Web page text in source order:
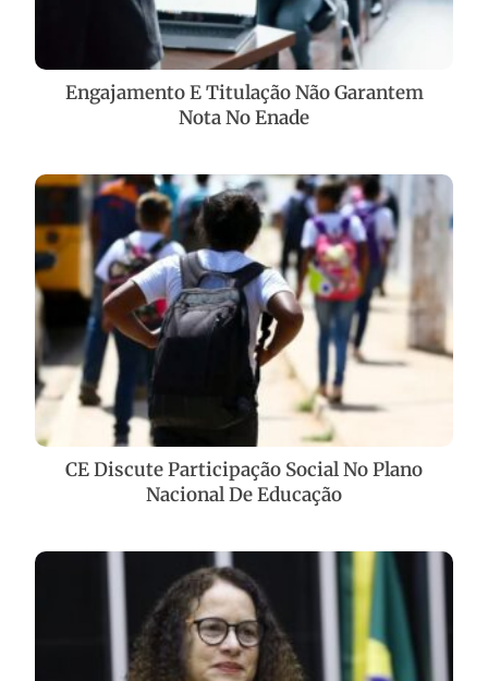
Engajamento E Titulação Não Garantem
Nota No Enade
CE Discute Participação Social No Plano
Nacional De Educação